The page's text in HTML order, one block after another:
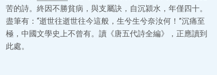
苦的詩。終因不勝貧病，與支屬訣，自沉潁水，年僅四十。
盡筆有：“逝世往逝世往今這般，生兮生兮奈汝何！”沉痛至
極，中國文學史上不曾有。讀《唐五代詩全編》，正應讀到
此處。